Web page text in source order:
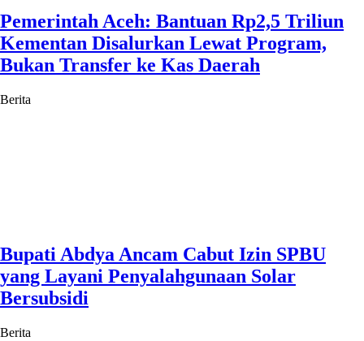
Pemerintah Aceh: Bantuan Rp2,5 Triliun
Kementan Disalurkan Lewat Program,
Bukan Transfer ke Kas Daerah
Berita
Bupati Abdya Ancam Cabut Izin SPBU
yang Layani Penyalahgunaan Solar
Bersubsidi
Berita